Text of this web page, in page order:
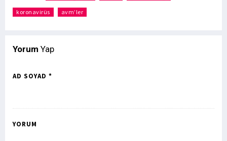
koronavirüs avm’ler
Yorum Yap
AD SOYAD *
YORUM